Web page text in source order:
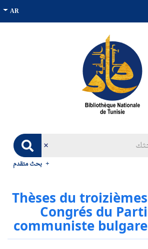
بحث متقدم
Thèses du troizièmes
Congrés du Parti
communiste bulgare